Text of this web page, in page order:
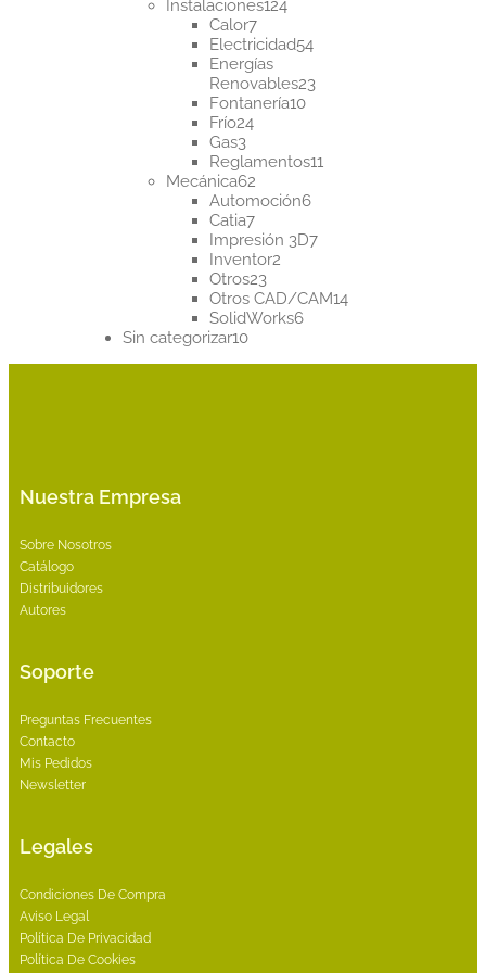
Instalaciones124124
Calor77
productos
Electricidad5454
Energías
Renovables2323
Fontanería1010
Frío2424
Gas33
productos
Reglamentos1111
Mecánica6262
productos
Automoción66
Catia77
productos
Impresión 3D77
Inventor22
Otros2323
productos
Otros CAD/CAM1414
SolidWorks66
Sin categorizar1010
Nuestra Empresa
Sobre Nosotros
Catálogo
Distribuidores
Autores
Soporte
Preguntas Frecuentes
Contacto
Mis Pedidos
Newsletter
Legales
Condiciones De Compra
Aviso Legal
Política De Privacidad
Política De Cookies